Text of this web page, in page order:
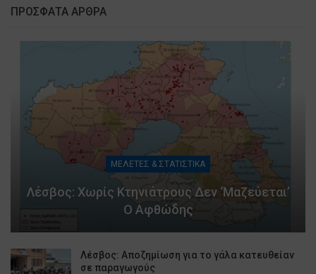
ΠΡΟΣΦΑΤΑ ΑΡΘΡΑ
ΜΕΛΕΤΕΣ & ΣΤΑΤΙΣΤΙΚΑ
Λέσβος: Χωρίς Κτηνιάτρους Δεν ‘μαζεύεται’
Ο Αφθώδης
Λέσβος: Αποζημίωση για το γάλα κατευθείαν
σε παραγωγούς